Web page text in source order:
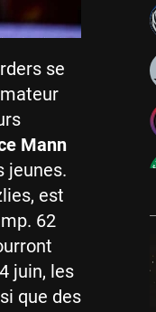
se
Mann
jeunes.
est
62
juin, les
que des